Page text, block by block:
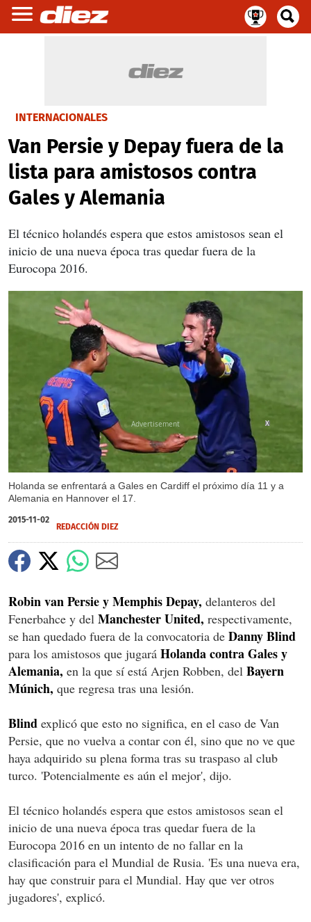
INTERNACIONALES
Van Persie y Depay fuera de la
lista para amistosos contra
Gales y Alemania
El técnico holandés espera que estos amistosos sean el
inicio de una nueva época tras quedar fuera de la
Eurocopa 2016.
Holanda se enfrentará a Gales en Cardiff el próximo día 11 y a
Alemania en Hannover el 17.
X
2015-11-02
REDACCIÓN DIEZ
Robin van Persie y Memphis Depay, delanteros del
Fenerbahce y del Manchester United, respectivamente,
se han quedado fuera de la convocatoria de Danny Blind
para los amistosos que jugará Holanda contra Gales y
Alemania, en la que sí está Arjen Robben, del Bayern
Múnich, que regresa tras una lesión.
Blind explicó que esto no significa, en el caso de Van
Persie, que no vuelva a contar con él, sino que no ve que
haya adquirido su plena forma tras su traspaso al club
turco. 'Potencialmente es aún el mejor', dijo.
El técnico holandés espera que estos amistosos sean el
inicio de una nueva época tras quedar fuera de la
Eurocopa 2016 en un intento de no fallar en la
clasificación para el Mundial de Rusia. 'Es una nueva era,
hay que construir para el Mundial. Hay que ver otros
jugadores', explicó.